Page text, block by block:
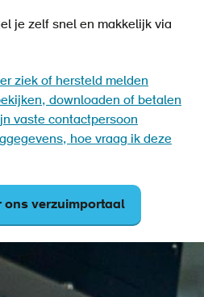
je zelf snel en makkelijk via
ziek of hersteld melden
downloaden of betalen
vaste contactpersoon
hoe vraag ik deze
ons verzuimportaal